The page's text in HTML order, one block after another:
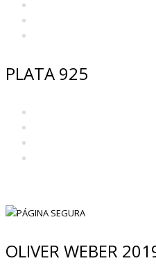
PLATA 925
OLIVER WEBER